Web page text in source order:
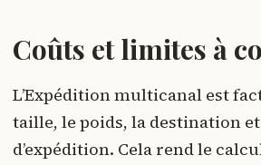
Coûts et limites à
L’Expédition multicanal est
taille, le poids, la destination
d’expédition. Cela rend le